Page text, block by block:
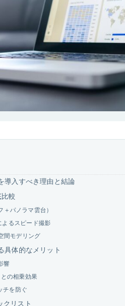
導入すべき理由と結論
較
パノラマ雲台）
よるスピード撮影
間モデリング
具体的なメリット
響
の相乗効果
チを防ぐ
クリスト